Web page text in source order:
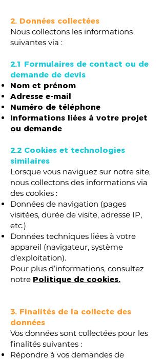
2. Données collectées
Nous collectons les informations
suivantes via :
2.1 Formulaires de contact ou de
demande de devis
Nom et prénom
Adresse e-mail
Numéro de téléphone
Informations liées à votre projet
ou demande
2.2 Cookies et technologies
similaires
Lorsque vous naviguez sur notre site,
nous collectons des informations via
des cookies :
Données de navigation (pages
visitées, durée de visite, adresse IP,
etc.)
Données techniques liées à votre
appareil (navigateur, système
d’exploitation).
Pour plus d’informations, consultez
notre Politique de cookies.
3. Finalités de la collecte des
données
Vos données sont collectées pour les
finalités suivantes :
Répondre à vos demandes de